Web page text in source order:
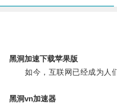
黑洞加速下载苹果版
如今，互联网已经成为人们
黑洞vn加速器